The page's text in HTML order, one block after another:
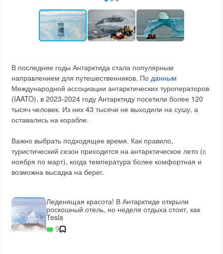
В последние годы Антарктида стала популярным
направлением для путешественников. Поданным
Международной ассоциации антарктических туроператоров
(IAATO), в 2023-2024 году Антарктиду посетили более 120
тысяч человек. Из них 43 тысячи не выходили на сушу, а
оставались на корабле.
Важно выбрать подходящее время. Как правило,
туристический сезон приходится на антарктическое лето (с
ноября по март), когда температура более комфортная и
возможна высадка на берег.
Леденящая красота! В Антарктиде открыли
роскошный отель, но неделя отдыха стоит, как
Tesla
9